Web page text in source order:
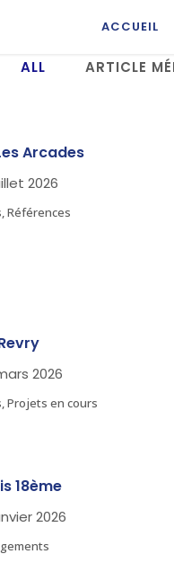
ACCUEIL
ALL ARTICLE
Arcades
2026
Références
2026
Projets en cours
18ème
2026